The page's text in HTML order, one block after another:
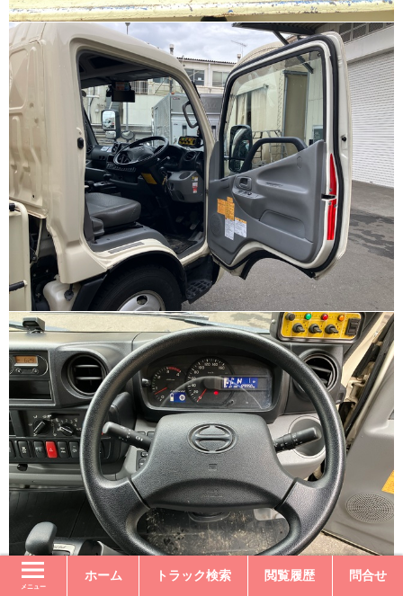
メニュー
ホーム トラック検索 閲覧履歴 問合せ